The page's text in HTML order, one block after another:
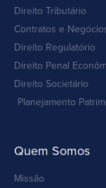
Direito Tributário
Contratos e
Direito Regulatório
Direito Penal
Direito Societário
Planejamento
Quem Somos
Missão